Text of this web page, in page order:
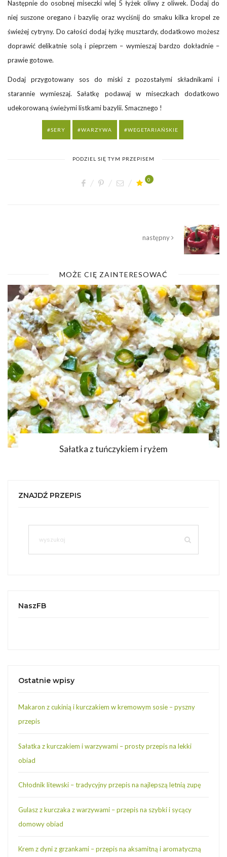
Następnie do osobnej miseczki wlej 5 łyżek oliwy z oliwek. Dodaj do
niej suszone oregano i bazylię oraz wyciśnij do smaku kilka kropel ze
świeżej cytryny. Do całości dodaj łyżkę musztardy, dodatkowo możesz
doprawić delikatnie solą i pieprzem – wymieszaj bardzo dokładnie –
prawie gotowe.
Dodaj przygotowany sos do miski z pozostałymi składnikami i
starannie wymieszaj. Sałatkę podawaj w miseczkach dodatkowo
udekorowaną świeżymi listkami bazylii. Smacznego !
SERY WARZYWA WEGETARIAŃSKIE
PODZIEL SIĘ TYM PRZEPISEM
0
następny
MOŻE CIĘ ZAINTERESOWAĆ
Sałatka z tuńczykiem i ryżem
ZNAJDŹ PRZEPIS
NaszFB
Ostatnie wpisy
Makaron z cukinią i kurczakiem w kremowym sosie – pyszny
przepis
Sałatka z kurczakiem i warzywami – prosty przepis na lekki
obiad
Chłodnik litewski – tradycyjny przepis na najlepszą letnią zupę
Gulasz z kurczaka z warzywami – przepis na szybki i sycący
domowy obiad
Krem z dyni z grzankami – przepis na aksamitną i aromatyczną